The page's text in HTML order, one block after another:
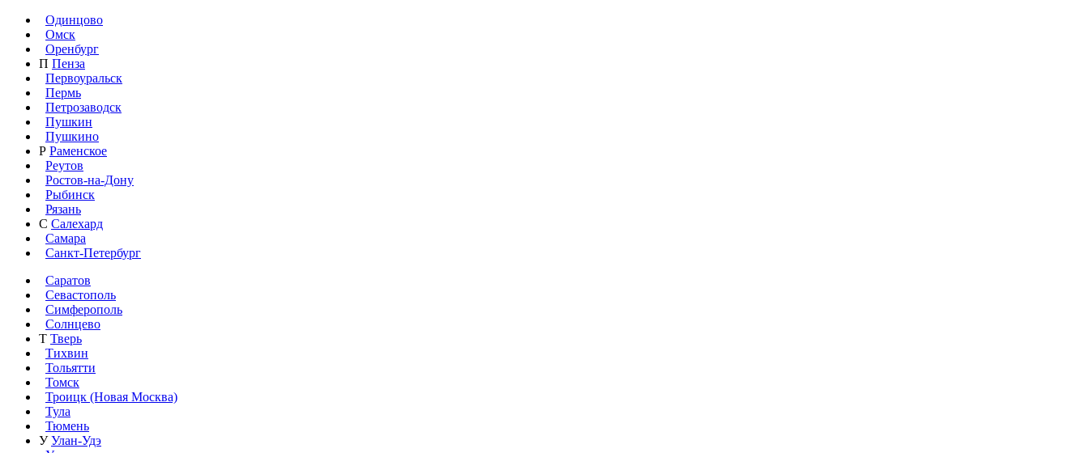
Одинцово
Омск
Оренбург
П Пенза
Первоуральск
Пермь
Петрозаводск
Пушкин
Пушкино
Р Раменское
Реутов
Ростов-на-Дону
Рыбинск
Рязань
С Салехард
Самара
Санкт-Петербург
Саратов
Севастополь
Симферополь
Солнцево
Т Тверь
Тихвин
Тольятти
Томск
Троицк (Новая Москва)
Тула
Тюмень
У Улан-Удэ